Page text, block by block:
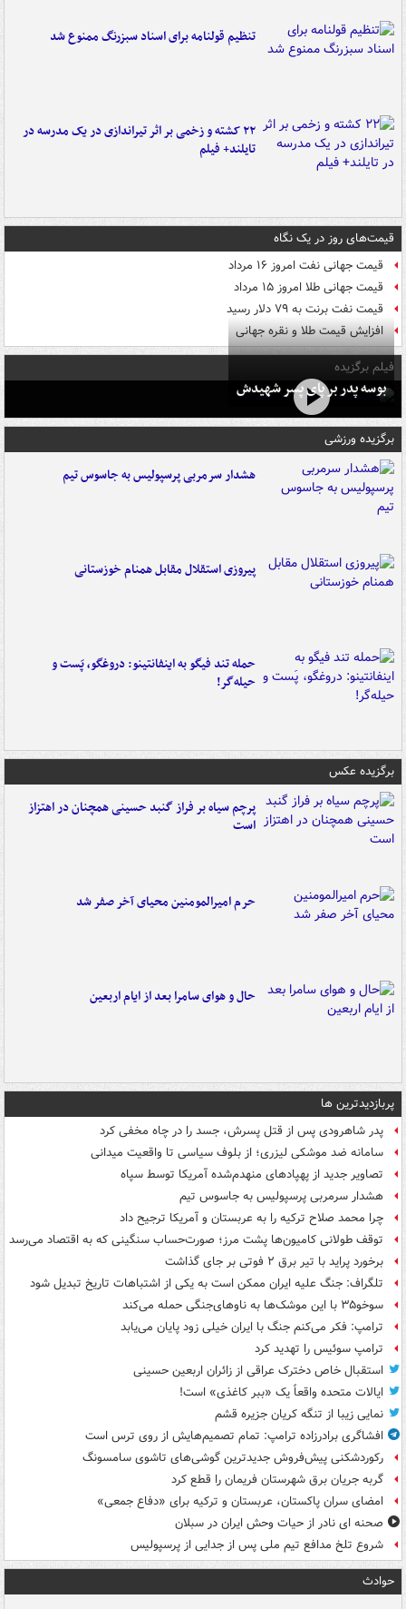
تنظیم قولنامه برای اسناد سبزرنگ ممنوع شد
۲۲ کشته و زخمی بر اثر تیراندازی در یک مدرسه در
تایلند+ فیلم
قیمت‌های روز در یک نگاه
قیمت جهانی نفت امروز ۱۶ مرداد
قیمت جهانی طلا امروز ۱۵ مرداد
قیمت نفت برنت به ۷۹ دلار رسید
افزایش قیمت طلا و نقره جهانی
فیلم برگزیده
بوسه‌ پدر بر پای پسر شهیدش
برگزیده ورزشی
هشدار سرمربی پرسپولیس به جاسوس تیم
پیروزی استقلال مقابل همنام خوزستانی
حمله تند فیگو به اینفانتینو: دروغگو، پَست‌ و
حیله‌گر!
برگزیده عکس
پرچم سیاه بر فراز گنبد حسینی همچنان در اهتزاز
است
حرم امیرالمومنین محیای آخر صفر شد
حال و هوای سامرا بعد از ایام اربعین
پربازدیدترین ها
پدر شاهرودی پس از قتل پسرش، جسد را در چاه مخفی کرد
سامانه ضد موشکی لیزری؛ از بلوف سیاسی تا واقعیت میدانی
تصاویر جدید از پهپادهای منهدم‌شده آمریکا توسط سپاه
هشدار سرمربی پرسپولیس به جاسوس تیم
چرا محمد صلاح ترکیه را به عربستان و آمریکا ترجیح داد
توقف طولانی کامیون‌ها پشت مرز؛ صورت‌حساب سنگینی که به اقتصاد می‌رسد
برخورد پراید با تیر برق ۲ فوتی بر جای گذاشت
تلگراف: جنگ علیه ایران ممکن است به یکی از اشتباهات تاریخ تبدیل شود
سوخو۳۵ با این موشک‌ها به ناوهای‌جنگی حمله می‌کند
ترامپ: فکر می‌کنم جنگ با ایران خیلی زود پایان می‌یابد
ترامپ سوئیس را تهدید کرد
استقبال خاص دخترک عراقی از زائران اربعین حسینی
ایالات متحده واقعاً یک «ببر کاغذی» است!
نمایی زیبا از تنگه کریان جزیره قشم
افشاگری برادرزاده ترامپ: تمام تصمیم‌هایش از روی ترس است
رکوردشکنی پیش‌فروش جدیدترین گوشی‌های تاشوی سامسونگ
گربه جریان برق شهرستان فریمان را قطع کرد
امضای سران پاکستان، عربستان و ترکیه برای «دفاع جمعی»
صحنه ای نادر از حیات وحش ایران در سبلان
شروع تلخ مدافع تیم ملی پس از جدایی از پرسپولیس
حوادث